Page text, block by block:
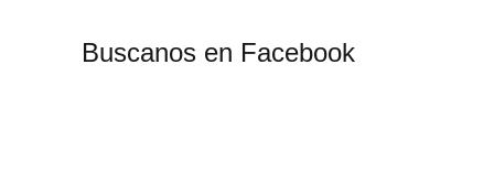
Buscanos en Facebook